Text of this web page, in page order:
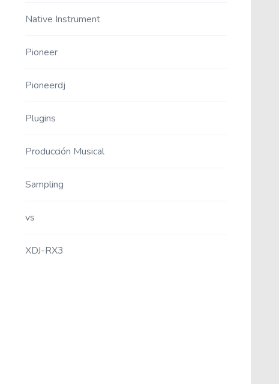
Native Instrument
Pioneer
Pioneerdj
Plugins
Producción Musical
Sampling
vs
XDJ-RX3